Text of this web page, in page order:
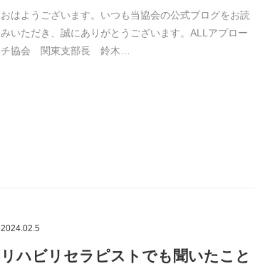
おはようございます。いつも当協会の公式ブログをお読
みいただき、誠にありがとうございます。ALLアプロー
チ協会 関東支部長 鈴木…
2024.02.5
リハビリセラピストでも聞いたこと